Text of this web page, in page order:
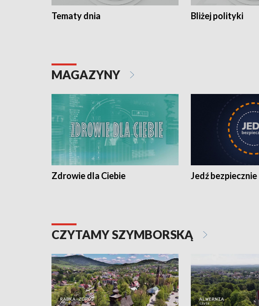
Tematy dnia Bliżej polityki
MAGAZYNY
Zdrowie dla Ciebie Jedź bezpiecznie
CZYTAMY SZYMBORSKĄ